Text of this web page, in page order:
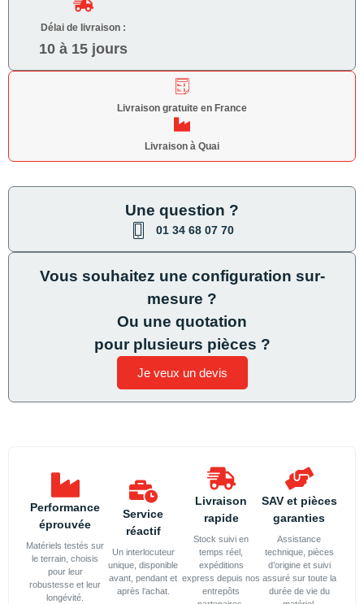
Délai de livraison :
10 à 15 jours
Livraison gratuite en France
Livraison à Quai
Une question ?
01 34 68 07 70
Vous souhaitez une configuration sur-
mesure ?
Ou une quotation
pour plusieurs pièces ?
Je veux un devis
Performance
éprouvée
Matériels testés sur
le terrain, choisis
pour leur
robustesse et leur
longévité.
Service
réactif
Un interlocuteur
unique, disponible
avant, pendant et
après l’achat.
Livraison
rapide
Stock suivi en
temps réel,
expéditions
express depuis nos
entrepôts
SAV et pièces
garanties
Assistance
technique, pièces
d’origine et suivi
assuré sur toute la
durée de vie du